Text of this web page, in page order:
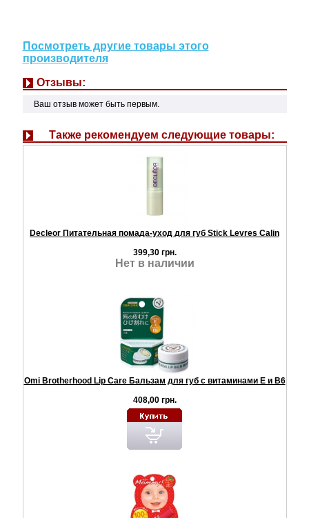
Посмотреть другие товары этого
производителя
Отзывы:
Ваш отзыв может быть первым.
Также рекомендуем следующие товары:
Decleor Питательная помада-уход для губ Stick Levres Calin
399,30 грн.
Нет в наличии
Omi Brotherhood Lip Care Бальзам для губ с витаминами Е и В6
408,00 грн.